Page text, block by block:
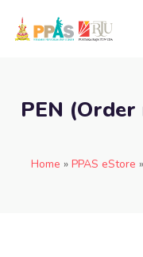
PEN
Home » PPAS eStore »